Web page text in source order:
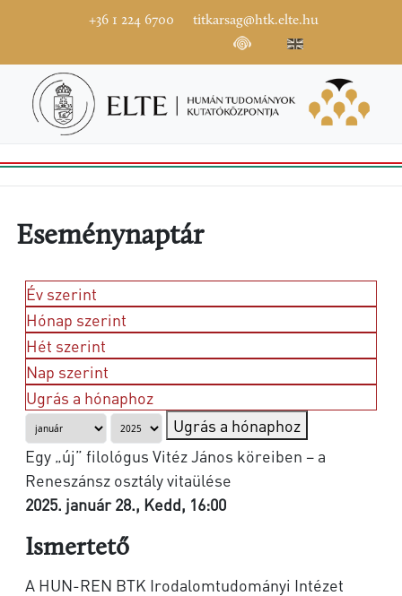
+36 1 224 6700 titkarsag@htk.elte.hu
Eseménynaptár
Év szerint
Hónap szerint
Hét szerint
Nap szerint
Ugrás a hónaphoz
Ugrás a hónaphoz
Egy „új” filológus Vitéz János köreiben – a
Reneszánsz osztály vitaülése
2025. január 28., Kedd, 16:00
Ismertető
A HUN-REN BTK Irodalomtudományi Intézet